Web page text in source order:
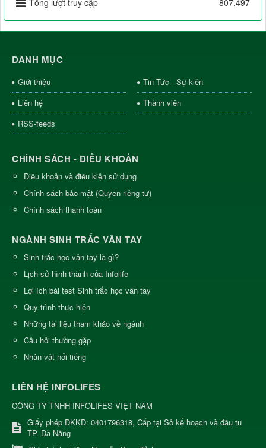
Tổng lượt truy cập
807,497
DANH MỤC
Giới thiệu
Tin Tức - Sự kiện
Liên hệ
Thành viên
RSS-feeds
CHÍNH SÁCH - ĐIỀU KHOẢN
Điều khoản và điều kiện sử dụng
Chính sách bảo mật (Quyền riêng tư)
Chính sách thanh toán
NGÀNH SINH TRẮC VÂN TAY
Sinh trắc học vân tay là gì?
Lịch sử hình thành của Infolife
Lợi ích bài test Sinh trắc học vân tay
Quy trình thực hiện
Những tài liệu tham khảo về ngành
Câu hỏi thường gặp
Nhân vật nổi tiếng
LIÊN HỆ INFOLIFES
CÔNG TY TNHH INFOLIFES VIỆT NAM
Giấy phép ĐKKD: 0401796318, Cấp tại Sở kế hoạch và đầu tư
TP. Đà Nẵng